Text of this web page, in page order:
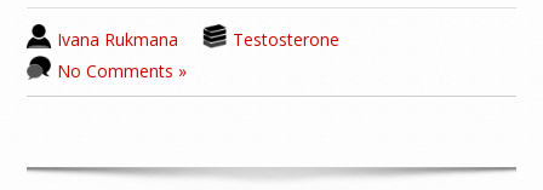
Ivana Rukmana
Testosterone
No Comments »